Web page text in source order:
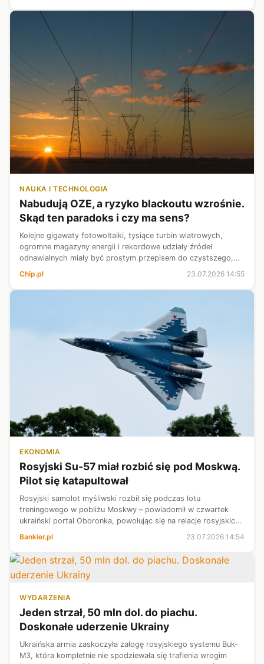
NAUKA I TECHNOLOGIA
Nabudują OZE, a ryzyko blackoutu wzrośnie.
Skąd ten paradoks i czy ma sens?
Kolejne gigawaty fotowoltaiki, tysiące turbin wiatrowych,
ogromne magazyny energii i rekordowe udziały źródeł
odnawialnych miały być prostym przepisem do czystszego,
zainstalowanej, tym lepiej. ...
Chip.pl 23.07.2026 14:55
EKONOMIA
Rosyjski Su-57 miał rozbić się pod Moskwą.
Pilot się katapultował
Rosyjski samolot myśliwski rozbił się podczas lotu
treningowego w pobliżu Moskwy – powiadomił w czwartek
ukraiński portal Oboronka, powołując się na relacje rosyjskich
informacji, przekazywanych w me...
Bankier.pl 23.07.2026 14:54
WYDARZENIA
Jeden strzał, 50 mln dol. do piachu.
Doskonałe uderzenie Ukrainy
Ukraińska armia zaskoczyła załogę rosyjskiego systemu Buk-
M3, która kompletnie nie spodziewała się trafienia wrogim